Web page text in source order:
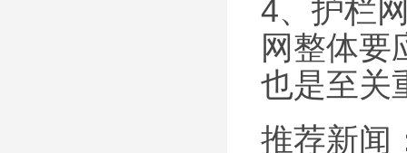
4、护栏
网整体要
也是至关
推荐新闻